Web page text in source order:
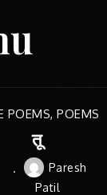
POEMS,POEMS
तू
Paresh
Patil